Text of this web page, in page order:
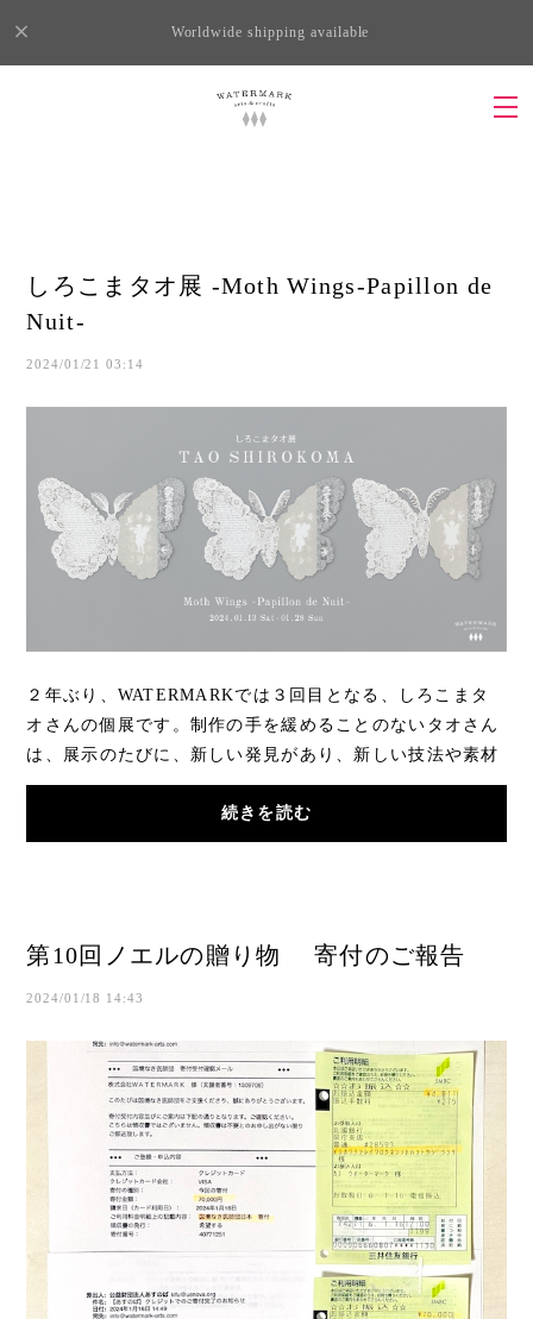
Worldwide shipping available
しろこまタオ展 -Moth Wings-Papillon de
Nuit-
2024/01/21 03:14
２年ぶり、WATERMARKでは３回目となる、しろこまタ
オさんの個展です。制作の手を緩めることのないタオさん
は、展示のたびに、新しい発見があり、新しい技法や素材
に挑戦して 毎回 テーマ、モチーフ、メインカラ...
続きを読む
第10回ノエルの贈り物 寄付のご報告
2024/01/18 14:43